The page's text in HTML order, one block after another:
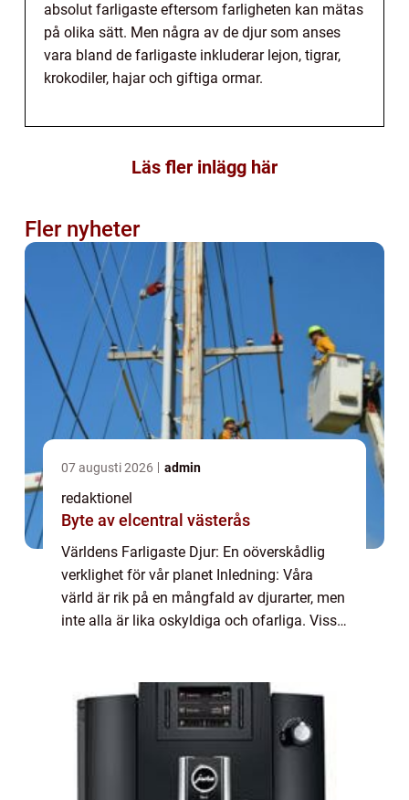
absolut farligaste eftersom farligheten kan mätas
på olika sätt. Men några av de djur som anses
vara bland de farligaste inkluderar lejon, tigrar,
krokodiler, hajar och giftiga ormar.
Läs fler inlägg här
Fler nyheter
07 augusti 2026 admin
redaktionel
Byte av elcentral västerås
Världens Farligaste Djur: En oöverskådlig
verklighet för vår planet Inledning: Våra
värld är rik på en mångfald av djurarter, men
inte alla är lika oskyldiga och ofarliga. Vissa